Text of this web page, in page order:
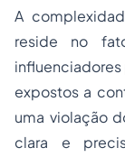
A
reside no
expostos a
uma violação
clara e